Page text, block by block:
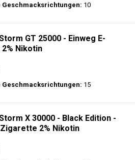
10
GT 25000 - Einweg E-
Nikotin
15
X 30000 - Black Edition -
2% Nikotin